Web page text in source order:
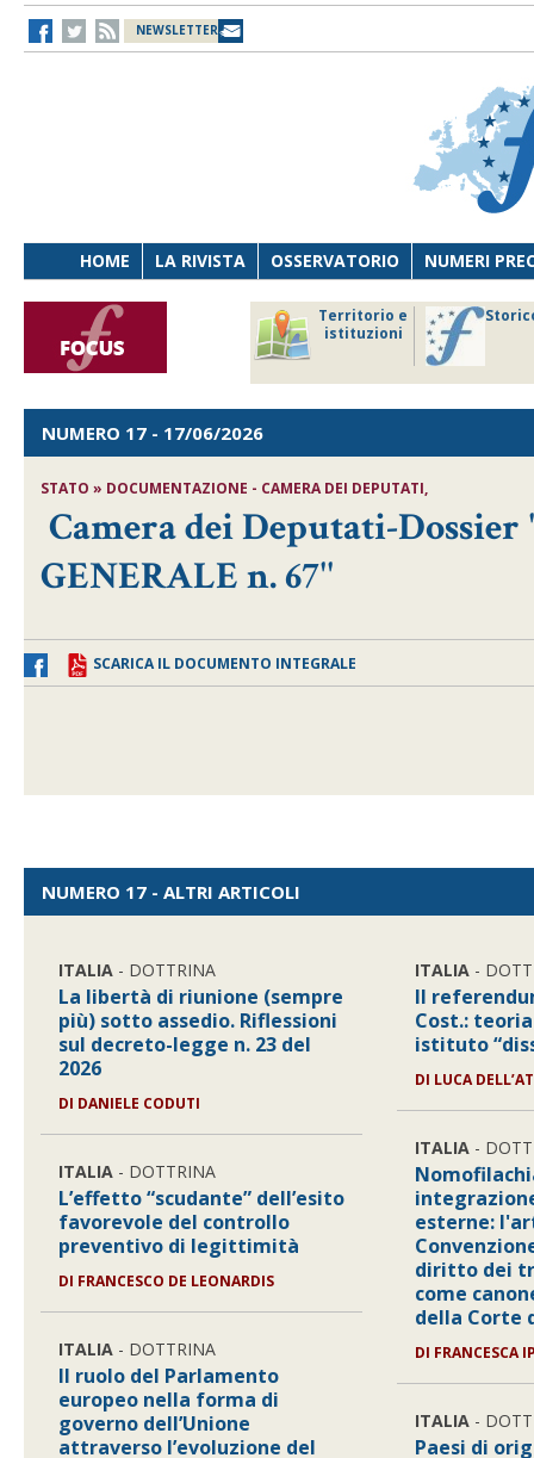
NEWSLETTER
HOME LA RIVISTA OSSERVATORIO NUMERI
Territorio e
istituzioni
NUMERO 17 - 17/06/2026
STATO » DOCUMENTAZIONE - CAMERA DEI DEPUTATI,
Camera dei Deputati-
GENERALE n. 67''
SCARICA IL DOCUMENTO INTEGRALE
NUMERO 17 - ALTRI ARTICOLI
ITALIA - DOTTRINA
La libertà di riunione (sempre
più) sotto assedio. Riflessioni
sul decreto-legge n. 23 del
2026
DI DANIELE CODUTI
ITALIA - DOTTRINA
L’effetto “scudante” dell’esito
favorevole del controllo
preventivo di legittimità
DI FRANCESCO DE LEONARDIS
ITALIA - DOTTRINA
Il ruolo del Parlamento
europeo nella forma di
governo dell’Unione
attraverso l’evoluzione del
ITALIA -
Il
Cost.:
istituto
DI LUCA
ITALIA -
esterne:
diritto dei
come
della Corte
DI FRANCESCA
ITALIA -
Paesi di